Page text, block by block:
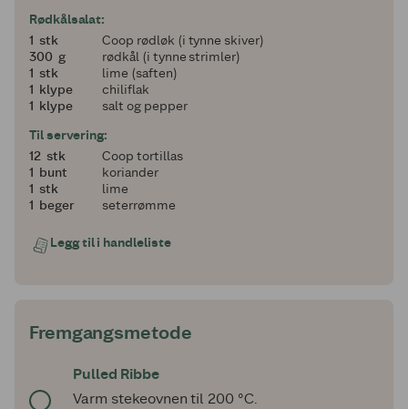
Rødkålsalat:
11 stk
Coop rødløk (i tynne skiver)
300
300 g
rødkål (i tynne strimler)
11 stk
lime (saften)
11 klype
chiliflak
11 klype
salt og pepper
Til servering:
12
12 stk
Coop tortillas
11 bunt
koriander
11 stk
lime
11 beger seterrømme
Legg til i handleliste
Fremgangsmetode
Pulled Ribbe
Varm stekeovnen til 200 °C.